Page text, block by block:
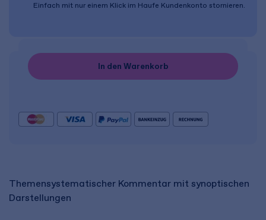
Themensystematischer Kommentar mit synoptischen
Darstellungen
Einfach mit nur einem Klick im Haufe Kundenkonto stornieren.
In den Warenkorb